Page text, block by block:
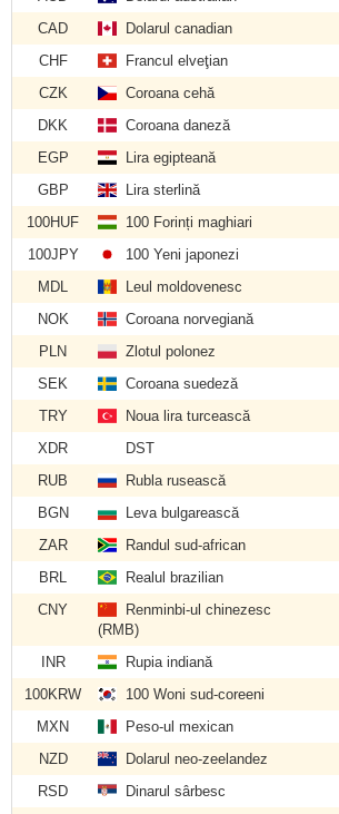
CAD
Dolarul canadian
CHF
Francul elveţian
CZK
Coroana cehă
DKK
Coroana daneză
EGP
Lira egipteană
GBP
Lira sterlină
100HUF
100 Forinți maghiari
100JPY
100 Yeni japonezi
MDL
Leul moldovenesc
NOK
Coroana norvegiană
PLN
Zlotul polonez
SEK
Coroana suedeză
TRY
Noua lira turcească
XDR
DST
RUB
Rubla rusească
BGN
Leva bulgarească
ZAR
Randul sud-african
BRL
Realul brazilian
CNY
Renminbi-ul chinezesc
(RMB)
INR Rupia indiană
100KRW
100 Woni sud-coreeni
MXN
Peso-ul mexican
NZD
Dolarul neo-zeelandez
RSD
Dinarul sârbesc